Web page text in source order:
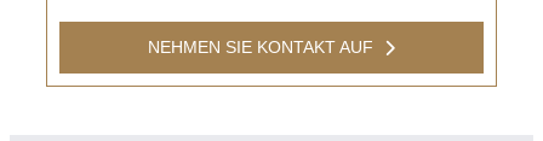
NEHMEN SIE KONTAKT AUF